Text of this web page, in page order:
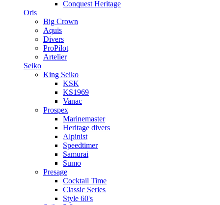
Conquest Heritage
Oris
Big Crown
Aquis
Divers
ProPilot
Artelier
Seiko
King Seiko
KSK
KS1969
Vanac
Prospex
Marinemaster
Heritage divers
Alpinist
Speedtimer
Samurai
Sumo
Presage
Cocktail Time
Classic Series
Style 60's